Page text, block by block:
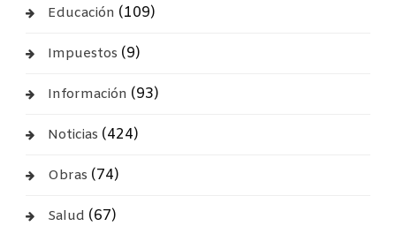
Educación (109)
Impuestos (9)
Información (93)
Noticias (424)
Obras (74)
Salud (67)